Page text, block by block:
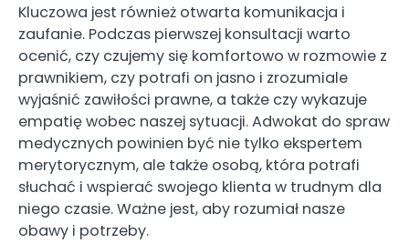
Kluczowa jest również otwarta komunikacja i
zaufanie. Podczas pierwszej konsultacji warto
ocenić, czy czujemy się komfortowo w rozmowie z
prawnikiem, czy potrafi on jasno i zrozumiale
wyjaśnić zawiłości prawne, a także czy wykazuje
empatię wobec naszej sytuacji. Adwokat do spraw
medycznych powinien być nie tylko ekspertem
merytorycznym, ale także osobą, która potrafi
słuchać i wspierać swojego klienta w trudnym dla
niego czasie. Ważne jest, aby rozumiał nasze
obawy i potrzeby.